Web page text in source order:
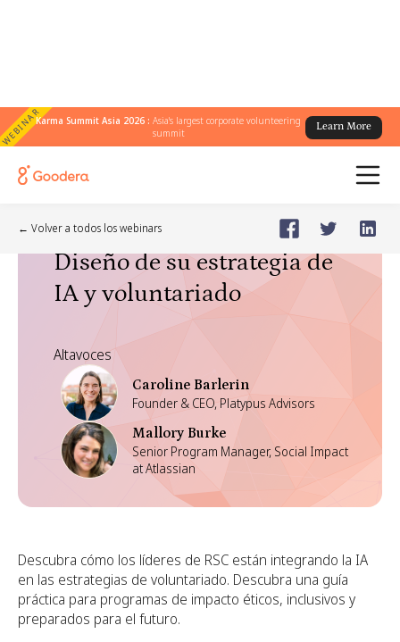
WEBINARKarma Summit Asia 2026 :Asia's largest corporate volunteering
summit
Learn More
← Volver a todos los webinars
🗓️Dec 9, 2025
Diseño de su estrategia de
IA y voluntariado
Altavoces
Caroline Barlerin
Founder & CEO, Platypus Advisors
Mallory Burke
Senior Program Manager, Social Impact
at Atlassian
Descubra cómo los líderes de RSC están integrando la IA
en las estrategias de voluntariado. Descubra una guía
práctica para programas de impacto éticos, inclusivos y
preparados para el futuro.